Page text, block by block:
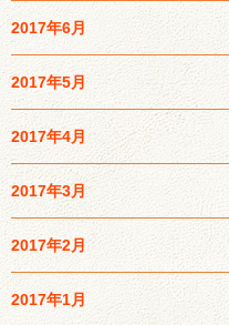
2017年6月
2017年5月
2017年4月
2017年3月
2017年2月
2017年1月